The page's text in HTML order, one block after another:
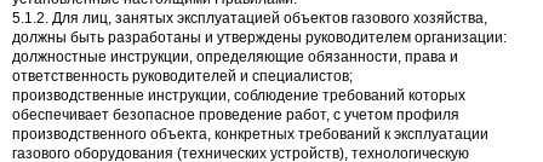
5.1.2. Для лиц, занятых эксплуатацией объектов газового хозяйства,
должны быть разработаны и утверждены руководителем организации:
должностные инструкции, определяющие обязанности, права и
ответственность руководителей и специалистов;
производственные инструкции, соблюдение требований которых
обеспечивает безопасное проведение работ, с учетом профиля
производственного объекта, конкретных требований к эксплуатации
газового оборудования (технических устройств), технологическую